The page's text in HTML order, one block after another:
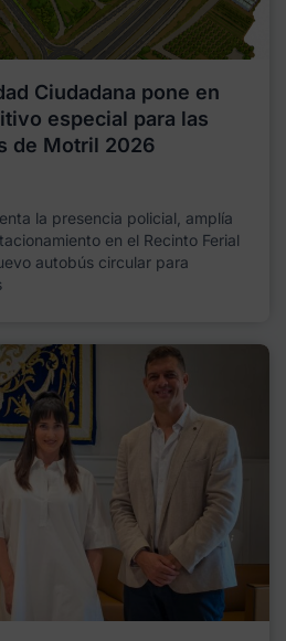
Ciudadana pone en
especial para las
de Motril 2026
la presencia policial, amplía
en el Recinto Ferial
autobús circular para